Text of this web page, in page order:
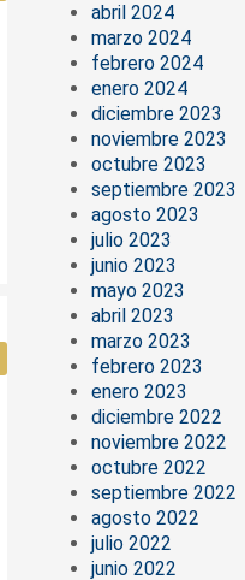
abril 2024
marzo 2024
febrero 2024
enero 2024
diciembre 2023
noviembre 2023
octubre 2023
septiembre 2023
agosto 2023
julio 2023
junio 2023
mayo 2023
abril 2023
marzo 2023
febrero 2023
enero 2023
diciembre 2022
noviembre 2022
octubre 2022
septiembre 2022
agosto 2022
julio 2022
junio 2022